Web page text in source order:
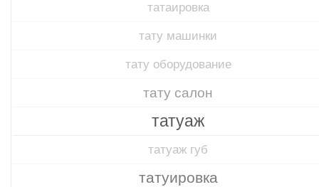
татаировка
тату машинки
тату оборудование
тату салон
татуаж
татуаж губ
татуировка